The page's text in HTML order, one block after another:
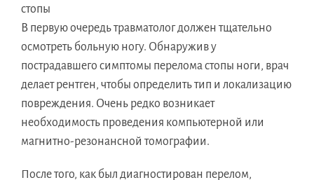
В первую очередь травматолог должен тщательно
осмотреть больную ногу. Обнаружив у
пострадавшего симптомы перелома стопы ноги, врач
делает рентген, чтобы определить тип и локализацию
повреждения. Очень редко возникает
необходимость проведения компьютерной или
магнитно-резонансной томографии.
После того, как был диагностирован перелом,